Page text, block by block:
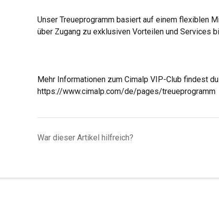
Unser Treueprogramm basiert auf einem flexiblen
über Zugang zu exklusiven Vorteilen und Services
Mehr Informationen zum Cimalp VIP-Club findest
https://www.cimalp.com/de/pages/treueprogramm
War dieser Artikel hilfreich?